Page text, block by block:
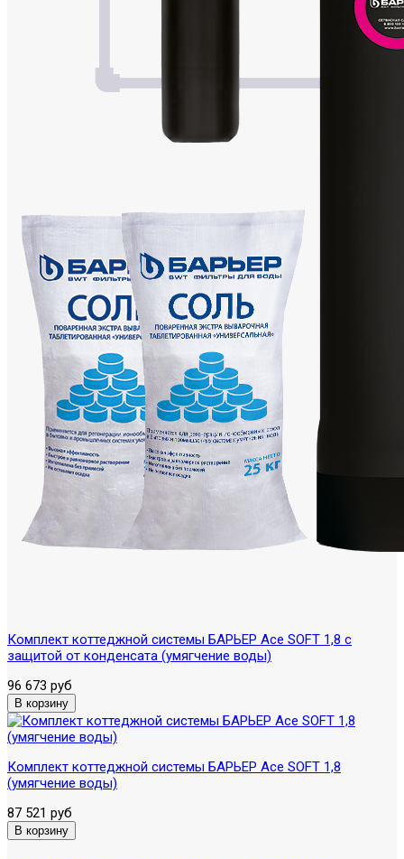
Комплект коттеджной системы БАРЬЕР Ace SOFT 1,8 с
защитой от конденсата (умягчение воды)
96 673 руб
Комплект коттеджной системы БАРЬЕР Ace SOFT 1,8
(умягчение воды)
87 521 руб